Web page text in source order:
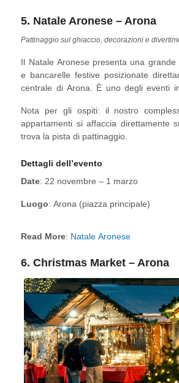
5. Natale Aronese – Arona
Pattinaggio sul ghiaccio, decorazioni e
Il Natale Aronese presenta una
e bancarelle festive posizionate
centrale di Arona. È uno degli eventi
Nota per gli ospiti: il nostro
appartamenti si affaccia direttamente
trova la pista di pattinaggio.
Dettagli dell’evento
Date: 22 novembre – 1 marzo
Luogo: Arona (piazza principale)
Read More: Natale Aronese
6. Christmas Market – Arona